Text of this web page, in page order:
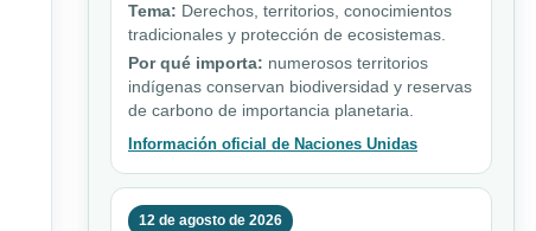
Tema: Derechos, territorios, conocimientos
tradicionales y protección de ecosistemas.
Por qué importa: numerosos territorios
indígenas conservan biodiversidad y reservas
de carbono de importancia planetaria.
Información oficial de Naciones Unidas
12 de agosto de 2026